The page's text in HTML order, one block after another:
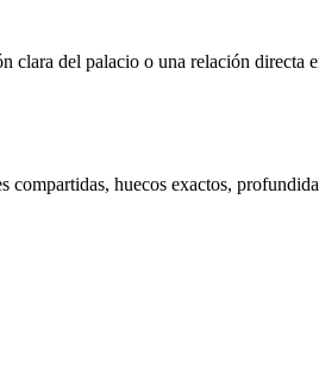
clara del palacio o una relación directa
compartidas, huecos exactos,